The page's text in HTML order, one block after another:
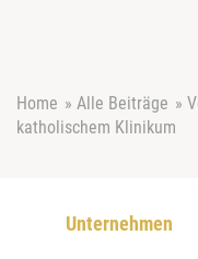
Home » Alle Beiträge »
katholischem Klinikum
Unternehmen